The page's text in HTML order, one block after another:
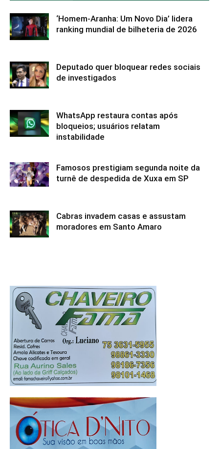
‘Homem-Aranha: Um Novo Dia’ lidera
ranking mundial de bilheteria de 2026
Deputado quer bloquear redes sociais
de investigados
WhatsApp restaura contas após
bloqueios; usuários relatam
instabilidade
Famosos prestigiam segunda noite da
turnê de despedida de Xuxa em SP
Cabras invadem casas e assustam
moradores em Santo Amaro